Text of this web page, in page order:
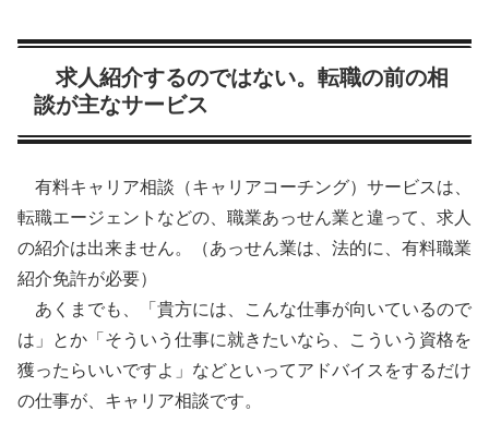
求人紹介するのではない。転職の前の相
談が主なサービス
有料キャリア相談（キャリアコーチング）サービスは、
転職エージェントなどの、職業あっせん業と違って、求人
の紹介は出来ません。（あっせん業は、法的に、有料職業
紹介免許が必要）
あくまでも、「貴方には、こんな仕事が向いているので
は」とか「そういう仕事に就きたいなら、こういう資格を
獲ったらいいですよ」などといってアドバイスをするだけ
の仕事が、キャリア相談です。